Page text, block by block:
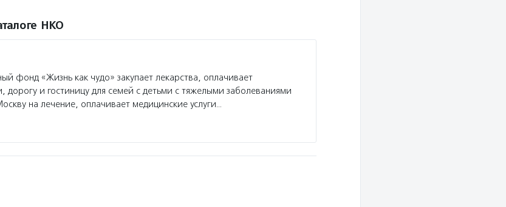
НКО
фонд «Жизнь как чудо» закупает лекарства, оплачивает
дорогу и гостиницу для семей с детьми с тяжелыми заболеваниями
на лечение, оплачивает медицинские услуги…